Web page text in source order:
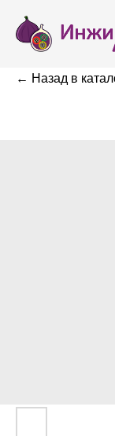
← Назад в